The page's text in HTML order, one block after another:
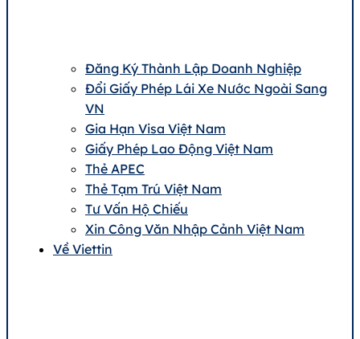
Đăng Ký Thành Lập Doanh Nghiệp
Đổi Giấy Phép Lái Xe Nước Ngoài Sang
VN
Gia Hạn Visa Việt Nam
Giấy Phép Lao Động Việt Nam
Thẻ APEC
Thẻ Tạm Trú Việt Nam
Tư Vấn Hộ Chiếu
Xin Công Văn Nhập Cảnh Việt Nam
Về Viettin